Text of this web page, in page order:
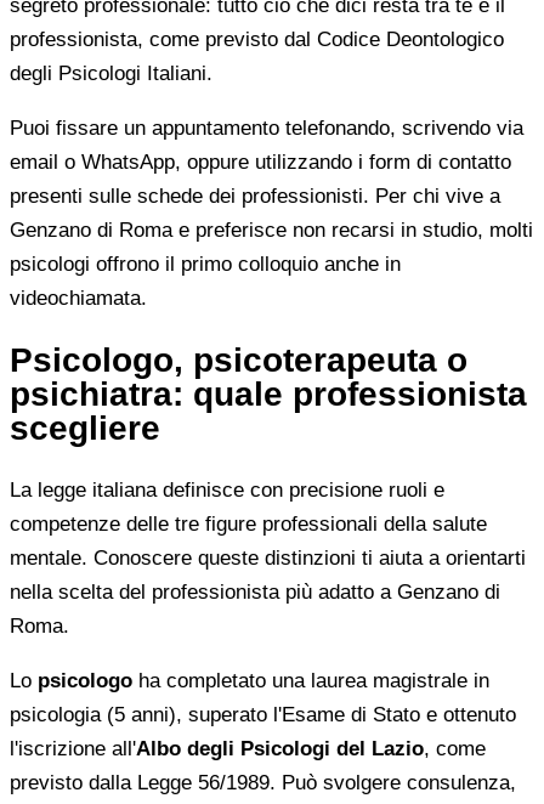
segreto professionale: tutto ciò che dici resta tra te e il
professionista, come previsto dal Codice Deontologico
degli Psicologi Italiani.
Puoi fissare un appuntamento telefonando, scrivendo via
email o WhatsApp, oppure utilizzando i form di contatto
presenti sulle schede dei professionisti. Per chi vive a
Genzano di Roma e preferisce non recarsi in studio, molti
psicologi offrono il primo colloquio anche in
videochiamata.
Psicologo, psicoterapeuta o
psichiatra: quale professionista
scegliere
La legge italiana definisce con precisione ruoli e
competenze delle tre figure professionali della salute
mentale. Conoscere queste distinzioni ti aiuta a orientarti
nella scelta del professionista più adatto a Genzano di
Roma.
Lo psicologo ha completato una laurea magistrale in
psicologia (5 anni), superato l'Esame di Stato e ottenuto
l'iscrizione all'Albo degli Psicologi del Lazio, come
previsto dalla Legge 56/1989. Può svolgere consulenza,